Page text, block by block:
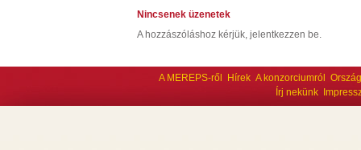
Nincsenek üzenetek
A hozzászóláshoz kérjük, jelentkezzen be.
A MEREPS-ről Hírek A konzorciumról
Írj nekünk